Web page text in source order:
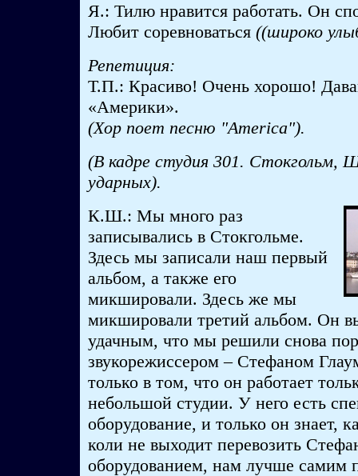
Я.: Тилю нравится работать. Он
Любит соревноваться ((широко
Репетиция:
Т.П.: Красиво! Очень хорошо!
«Америки».
(Хор поет песню "America").
(В кадре студия 301. Стокгольм,
ударных).
К.Ш.: Мы много раз
записывались в Стокгольме.
Здесь мы записали наш первый
альбом, а также его
микшировали. Здесь же мы
микшировали третий альбом. Он
удачным, что мы решили снова
звукорежиссером – Стефаном
только в том, что он работает
небольшой студии. У него есть
оборудование, и только он знает,
коли не выходит перевозить
оборудованием, нам лучше самим